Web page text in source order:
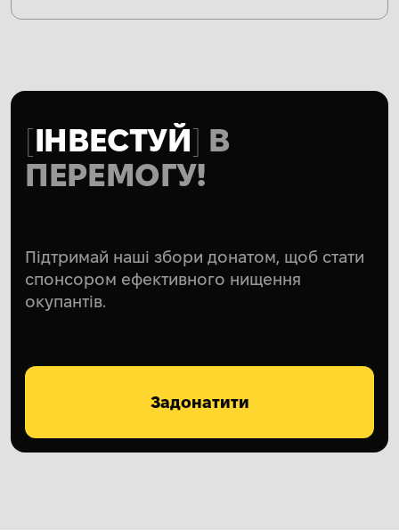
ІНВЕСТУЙ В
ПЕРЕМОГУ!
Підтримай наші збори донатом, щоб стати
спонсором ефективного нищення
окупантів.
Задонатити